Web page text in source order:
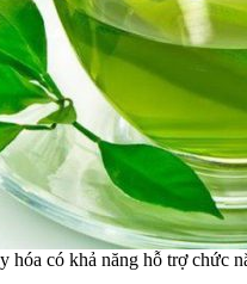
hóa có khả năng hỗ trợ chức